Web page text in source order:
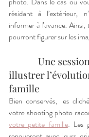
résidant à l’extérieur,
informer à l’avance.
pourront figurer sur les
illustrer
famille
Bien conservés, les
votre shooting photo
votre petite famille. Les